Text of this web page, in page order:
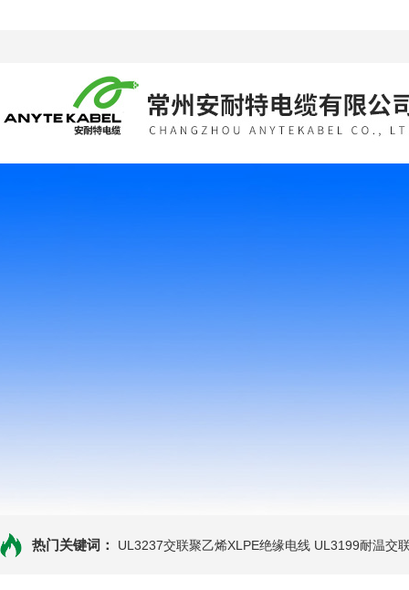
热门关键词： UL3237交联聚乙烯XLPE绝缘电线 UL3199耐温交